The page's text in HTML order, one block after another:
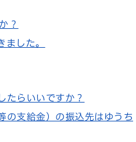
？
した。
たらいいですか？
の支給金）の振込先はゆうち